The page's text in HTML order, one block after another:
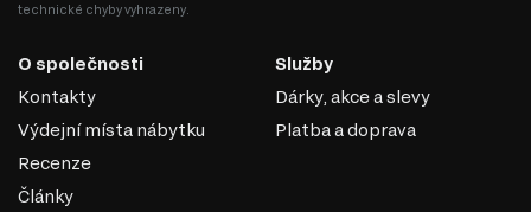
Komody
Šatní skříň
Úložný prostor
Noční stolky
Kancelářské stoly
Objevte širokou nabídku a přizpůsobte si svůj interiér
pomocí systému Nonell na Dubok.cz!
technické chyby vyhrazeny.
O společnosti
Kontakty
Výdejní místa nábytku
Recenze
Články
Služby
Dárky, akce a slevy
Platba a doprava